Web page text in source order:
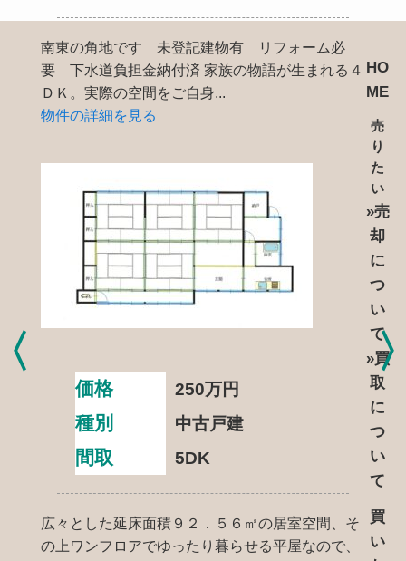
南東の角地です 未登記建物有 リフォーム必
要 下水道負担金納付済 家族の物語が生まれる４
ＤＫ。実際の空間をご自身...
物件の詳細を見る
価格 250万円
種別 中古戸建
間取 5DK
広々とした延床面積９２．５６㎡の居室空間、そ
の上ワンフロアでゆったり暮らせる平屋なので、
HO
ME
売
り
た
い
»売
却
に
つ
い
て
»買
取
に
つ
い
て
買
い